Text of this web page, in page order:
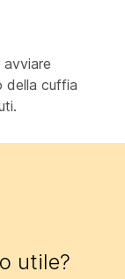
della cuffia
utile?